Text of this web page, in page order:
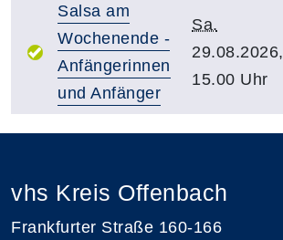
Salsa am
Wochenende -
Anfängerinnen
und Anfänger
Sa.
29.08.2026,
15.00 Uhr
vhs Kreis Offenbach
Frankfurter Straße 160-166